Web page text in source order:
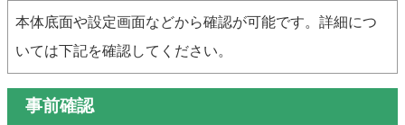
本体底面や設定画面などから確認が可能です。詳細につ
いては下記を確認してください。
事前確認